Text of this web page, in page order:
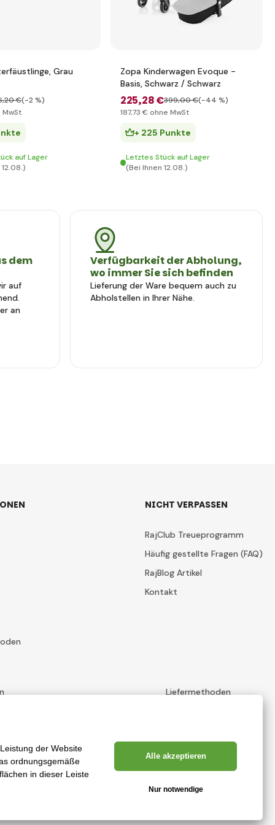
Grau
,20 €(-2 %)
auf Lager
Zopa Kinderwagen Evoque -
Basis, Schwarz / Schwarz
225,28 €399,00 €(-44 %)
187,73 € ohne MwSt
+ 225 Punkte
Letztes Stück auf Lager
(Bei Ihnen 12.08.)
dem
auf
an
Verfügbarkeit der Abholung,
wo immer Sie sich befinden
Lieferung der Ware bequem auch zu
Abholstellen in Ihrer Nähe.
NICHT VERPASSEN
RajClub Treueprogramm
Häufig gestellte Fragen (FAQ)
RajBlog Artikel
Kontakt
Liefermethoden
Erstellung leistungsstarker Online-Shops ab